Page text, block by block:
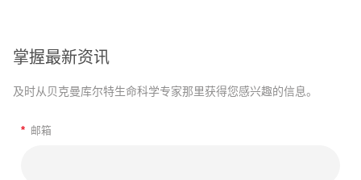
掌握最新资讯
及时从贝克曼库尔特生命科学专家那里获得您感兴趣的信息。
* 邮箱